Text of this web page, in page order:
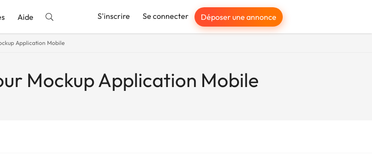
Aide S'inscrire Se connecter Déposer une annonce
Application Mobile
Mockup Application Mobile